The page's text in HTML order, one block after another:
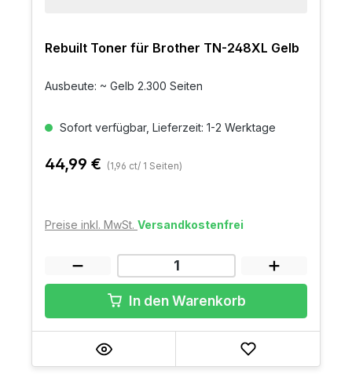
Rebuilt Toner für Brother TN-248XL Gelb
Ausbeute: ~ Gelb 2.300 Seiten
Sofort verfügbar, Lieferzeit: 1-2 Werktage
44,99 € (1,96 ct/ 1 Seiten)
Preise inkl. MwSt. Versandkostenfrei
In den Warenkorb